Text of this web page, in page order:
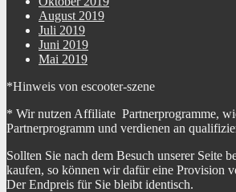
August 2019
Juli 2019
Juni 2019
Mai 2019
*Hinweis von escooter-szene
* Wir nutzen Affiliate Partnerprogramme,
Partnerprogramm und verdienen an
Sollten Sie nach dem Besuch unserer Seite
kaufen, so können wir dafür eine Provision
Der Endpreis für Sie bleibt identisch.